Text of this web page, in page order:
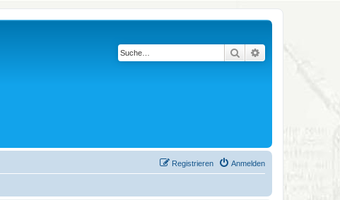
Suche Erweiterte Suche
Anmelden
Registrieren